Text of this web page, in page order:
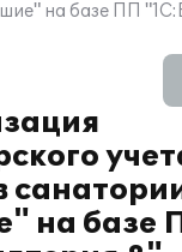
на базе ПП
на базе